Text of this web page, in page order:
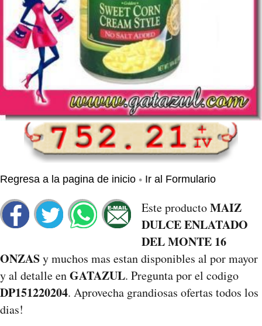
Regresa a la pagina de inicio • Ir al Formulario
Este productoMAIZ
DULCE ENLATADO
DEL MONTE 16
ONZASy muchos mas estan disponibles al por mayor
y al detalle enGATAZUL. Pregunta por el codigo
DP151220204. Aprovecha grandiosas ofertas todos los
dias!